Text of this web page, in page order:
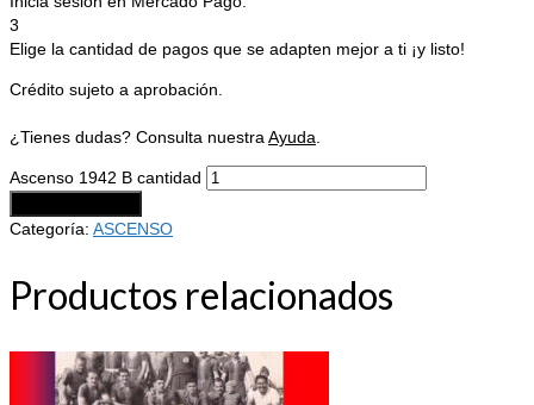
3
Elige la cantidad de pagos que se adapten mejor a ti ¡y listo!
Crédito sujeto a aprobación.
¿Tienes dudas? Consulta nuestra Ayuda
Ascenso 1942 B cantidad
Categoría: ASCENSO
Productos relacionados